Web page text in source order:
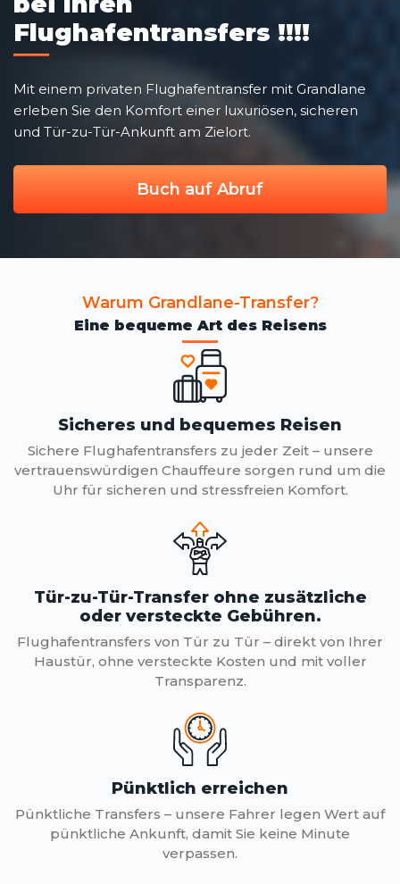
Flughafentransfers !!!!
Mit einem privaten Flughafentransfer mit Grandlane
erleben Sie den Komfort einer luxuriösen, sicheren
und Tür-zu-Tür-Ankunft am Zielort.
Buch auf Abruf
Warum Grandlane-Transfer?
Eine bequeme Art des Reisens
Sicheres und bequemes Reisen
Sichere Flughafentransfers zu jeder Zeit – unsere
vertrauenswürdigen Chauffeure sorgen rund um die
Uhr für sicheren und stressfreien Komfort.
Tür-zu-Tür-Transfer ohne zusätzliche
oder versteckte Gebühren.
Flughafentransfers von Tür zu Tür – direkt von Ihrer
Haustür, ohne versteckte Kosten und mit voller
Transparenz.
Pünktlich erreichen
Pünktliche Transfers – unsere Fahrer legen Wert auf
pünktliche Ankunft, damit Sie keine Minute
verpassen.